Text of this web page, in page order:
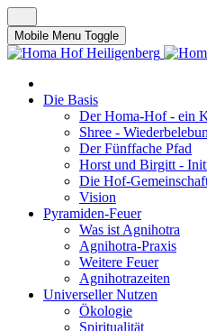
Mobile Menu Toggle
Die Basis
Der Homa-Hof - ein
Shree -
Der Fünffache Pfad
Horst und Birgitt -
Die Hof-
Vision
Pyramiden-Feuer
Was ist Agnihotra
Agnihotra-Praxis
Weitere Feuer
Agnihotrazeiten
Universeller Nutzen
Ökologie
Spiritualität